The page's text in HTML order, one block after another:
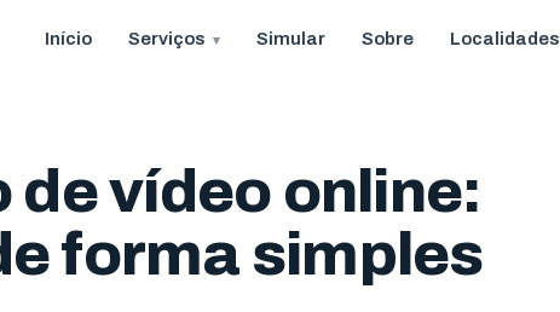
Início Serviços Simular Sobre Localidades
de vídeo online:
forma simples